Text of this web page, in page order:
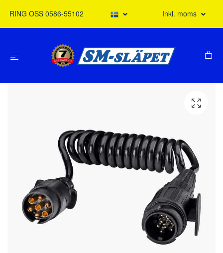
RING OSS 0586-55102 Inkl. moms